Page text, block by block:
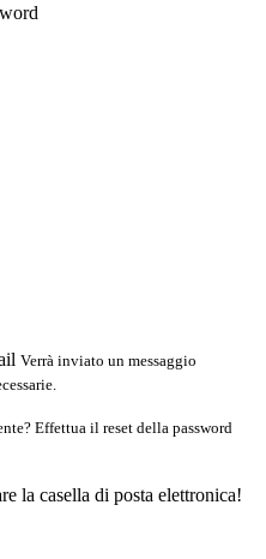
Verrà inviato un messaggio
Effettua il reset della password
la casella di posta elettronica!